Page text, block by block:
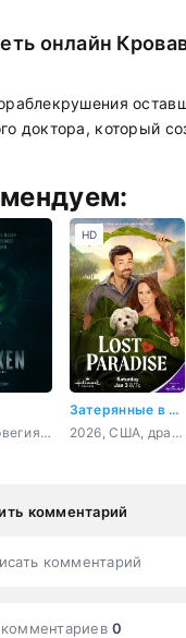
онлайн
доктора, который
2026, Норвегия, боевик, фантастика
Затерянные в раю
2026, США, драма, мелодрама
HD
комментарий
комментарий
комментариев0